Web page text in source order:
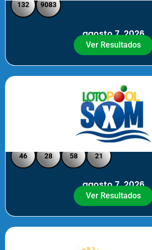
132 9083
agosto 7, 2026
Ver Resultados
Loto Pool SXM - Medio
46 28 58 21
agosto 7, 2026
Ver Resultados